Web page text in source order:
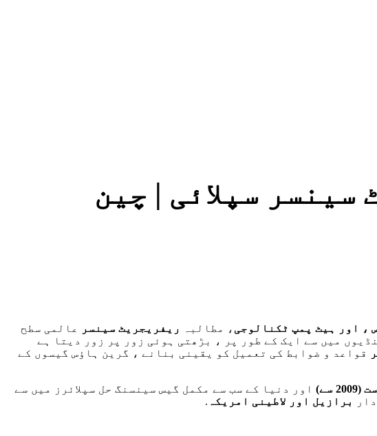
سپلائی | چین
، اور ہیٹ پمپ ٹکنالوجی ، مطالبہ ریفریجریٹ سینسر
عالمی سطح
میں سے ایک کے طور پر ، بڑھتی ہوئی زور پر زور دیتا ہے
قواعد و ضوابط کی تعمیل کو یقینی بنانے ، گرین ہاؤس گیسوں کے
سے)
اور دنیا کے سب سے مکمل گیس سینسنگ حل سپلائرز میں سے
برازیل اور لاطینی امریکہ .